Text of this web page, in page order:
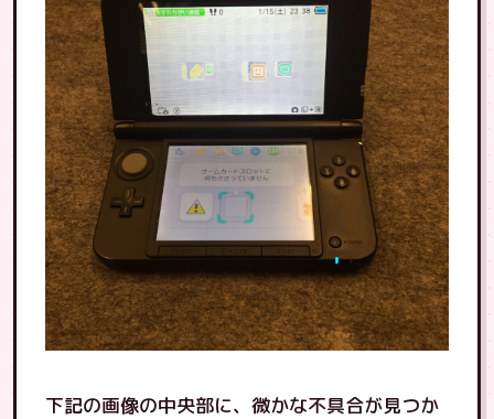
下記の画像の中央部に、微かな不具合が見つか